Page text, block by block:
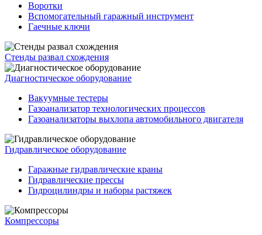
Воротки
Вспомогательный гаражный инструмент
Гаечные ключи
Стенды развал схождения
Диагностическое оборудование
Вакуумные тестеры
Газоанализатор технологических процессов
Газоанализаторы выхлопа автомобильного двигателя
Гидравлическое оборудование
Гаражные гидравлические краны
Гидравлические прессы
Гидроцилиндры и наборы растяжек
Компрессоры